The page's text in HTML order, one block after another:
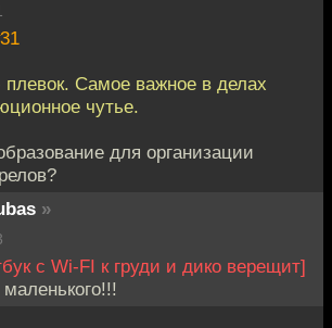
Самое важное в делах
чутье.
для организации
»
с Wi-FI к груди и дико верещит]